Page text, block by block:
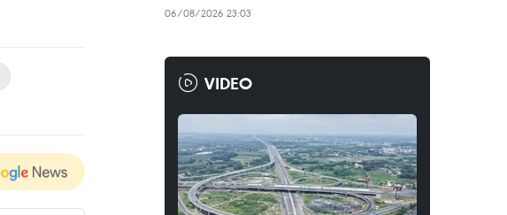
06/08/2026 23:03
VIDEO